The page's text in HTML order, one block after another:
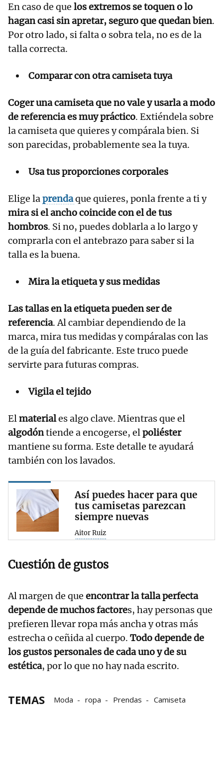
En caso de que los extremos se toquen o lo
hagan casi sin apretar, seguro que quedan bien.
Por otro lado, si falta o sobra tela, no es de la
talla correcta.
Comparar con otra camiseta tuya
Coger una camiseta que no vale y usarla a modo
de referencia es muy práctico. Extiéndela sobre
la camiseta que quieres y compárala bien. Si
son parecidas, probablemente sea la tuya.
Usa tus proporciones corporales
Elige laprendaque quieres, ponla frente a ti y
mira si el ancho coincide con el de tus
hombros. Si no, puedes doblarla a lo largo y
comprarla con el antebrazo para saber si la
talla es la buena.
Mira la etiqueta y sus medidas
Las tallas en la etiqueta pueden ser de
referencia. Al cambiar dependiendo de la
marca, mira tus medidas y compáralas con las
de la guía del fabricante. Este truco puede
servirte para futuras compras.
Vigila el tejido
Elmateriales algo clave. Mientras que el
algodóntiende a encogerse, elpoliéster
mantiene su forma. Este detalle te ayudará
también con los lavados.
Así puedes hacer para que
tus camisetas parezcan
siempre nuevas
Aitor Ruiz
Cuestión de gustos
Al margen de que encontrar la talla perfecta
depende de muchos factores, hay personas que
prefieren llevar ropa más ancha y otras más
estrecha o ceñida al cuerpo. Todo depende de
los gustos personales de cada uno y de su
estética, por lo que no hay nada escrito.
TEMAS Moda ropa Prendas Camiseta